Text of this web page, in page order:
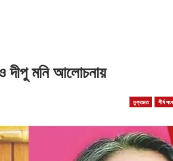
ও দীপু মনি আলোচনায়
মুক্তমত শীর্ষ